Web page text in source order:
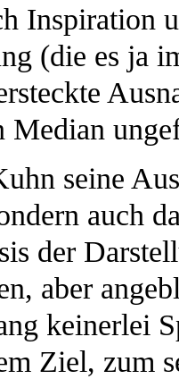
Inspiration
(die es ja
Median
seine
auch
der
aber
keinerlei
Ziel, zum